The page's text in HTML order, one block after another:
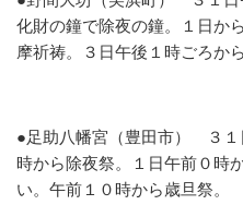
化財の鐘で除夜の鐘。１日か
摩祈祷。３日午後１時ごろか
●足助八幡宮（豊田市）
３１
時から除夜祭。１日午前０時
い。午前１０時から歳旦祭。